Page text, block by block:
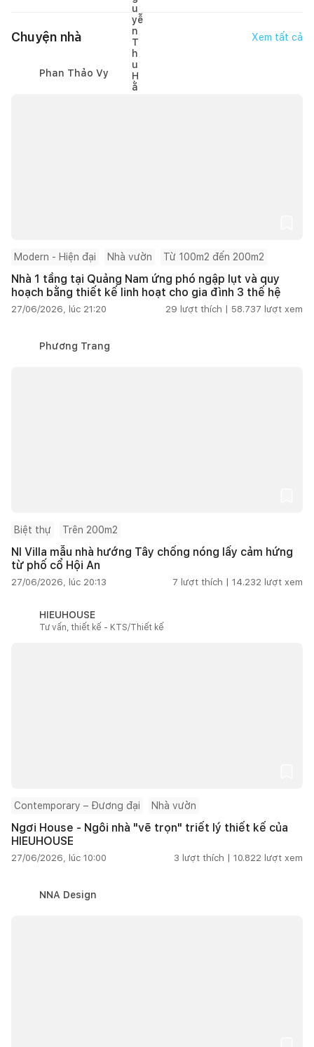
Chuyện nhà Xem tất cả
Phan Thảo Vy
Modern - Hiện đại Nhà vườn Từ 100m2 đến 200m2
Nhà 1 tầng tại Quảng Nam ứng phó ngập lụt và quy
hoạch bằng thiết kế linh hoạt cho gia đình 3 thế hệ
27/06/2026, lúc 21:20 29 lượt thích | 58.737 lượt xem
Phương Trang
Biệt thự Trên 200m2
NI Villa mẫu nhà hướng Tây chống nóng lấy cảm hứng
từ phố cổ Hội An
27/06/2026, lúc 20:13 7 lượt thích | 14.232 lượt xem
HIEUHOUSE
Tư vấn, thiết kế - KTS/Thiết kế
Contemporary – Đương đại Nhà vườn
Ngơi House - Ngôi nhà "vẽ trọn" triết lý thiết kế của
HIEUHOUSE
27/06/2026, lúc 10:00 3 lượt thích | 10.822 lượt xem
NNA Design